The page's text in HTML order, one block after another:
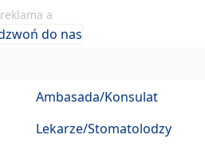
reklama a
Ambasada/Konsulat
Lekarze/Stomatolodzy